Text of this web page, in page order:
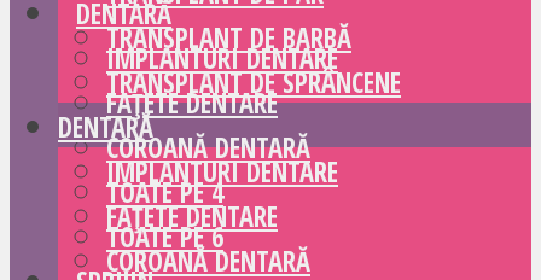
DENTARĂ
IMPLANTURI DENTARE
FAȚETE DENTARE
COROANĂ DENTARĂ
TOATE PE 4
TOATE PE 6
TRANSPLANT DE BARBĂ
TRANSPLANT DE SPRÂNCENE
DENTARĂ
IMPLANTURI DENTARE
FAȚETE DENTARE
COROANĂ DENTARĂ